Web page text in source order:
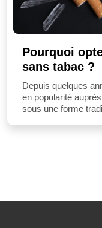
Pourquoi
sans tabac ?
Depuis quelques
en popularité
sous une forme